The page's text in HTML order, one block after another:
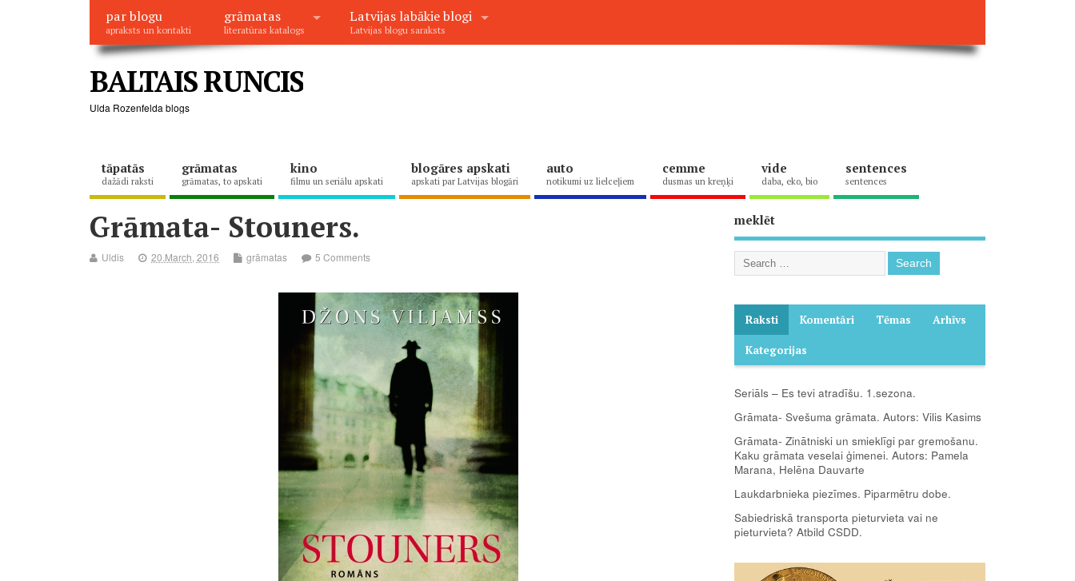
par blogu
apraksts un kontakti
grāmatas
literatūras katalogs
Latvijas labākie blogi
Latvijas blogu saraksts
BALTAIS RUNCIS
Ulda Rozenfelda blogs
tāpatās
dažādi raksti
grāmatas
grāmatas, to apskati
kino
filmu un seriālu apskati
blogāres apskati
apskati par Latvijas blogāri
auto
notikumi uz lielceļiem
cemme
dusmas un kreņķi
vide
daba, eko, bio
sentences
sentences
Grāmata- Stouners.
Uldis 20.March, 2016 grāmatas 5 Comments
meklēt
Raksti Komentāri Tēmas Arhīvs
Kategorijas
Seriāls – Es tevi atradīšu. 1.sezona.
Grāmata- Svešuma grāmata. Autors: Vilis Kasims
Grāmata- Zinātniski un smieklīgi par gremošanu.
Kaku grāmata veselai ģimenei. Autors: Pamela
Marana, Helēna Dauvarte
Laukdarbnieka piezīmes. Piparmētru dobe.
Sabiedriskā transporta pieturvieta vai ne
pieturvieta? Atbild CSDD.